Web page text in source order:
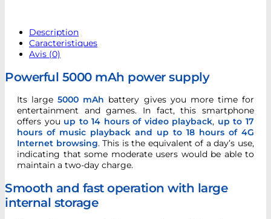
Description
Caracteristiques
Avis (0)
Powerful 5000 mAh power supply
Its large5000 mAh battery gives you more time for
entertainment and games. In fact, this smartphone
offers you up to 14 hours of video playback, up to 17
hours of music playback and up to 18 hours of 4G
Internet browsing. This is the equivalent of a day’s use,
indicating that some moderate users would be able to
maintain a two-day charge.
Smooth and fast operation with large
internal storage